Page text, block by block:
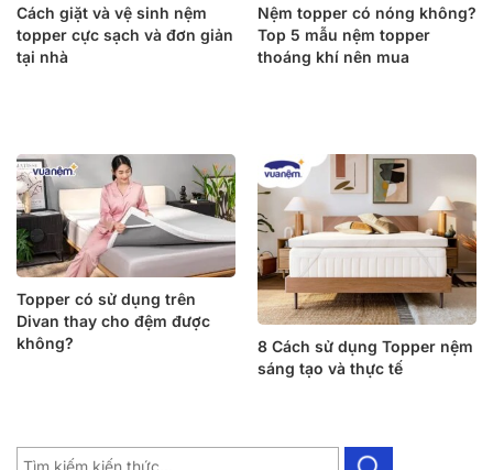
Cách giặt và vệ sinh nệm
topper cực sạch và đơn giản
tại nhà
Nệm topper có nóng không?
Top 5 mẫu nệm topper
thoáng khí nên mua
Topper có sử dụng trên
Divan thay cho đệm được
không?
8 Cách sử dụng Topper nệm
sáng tạo và thực tế